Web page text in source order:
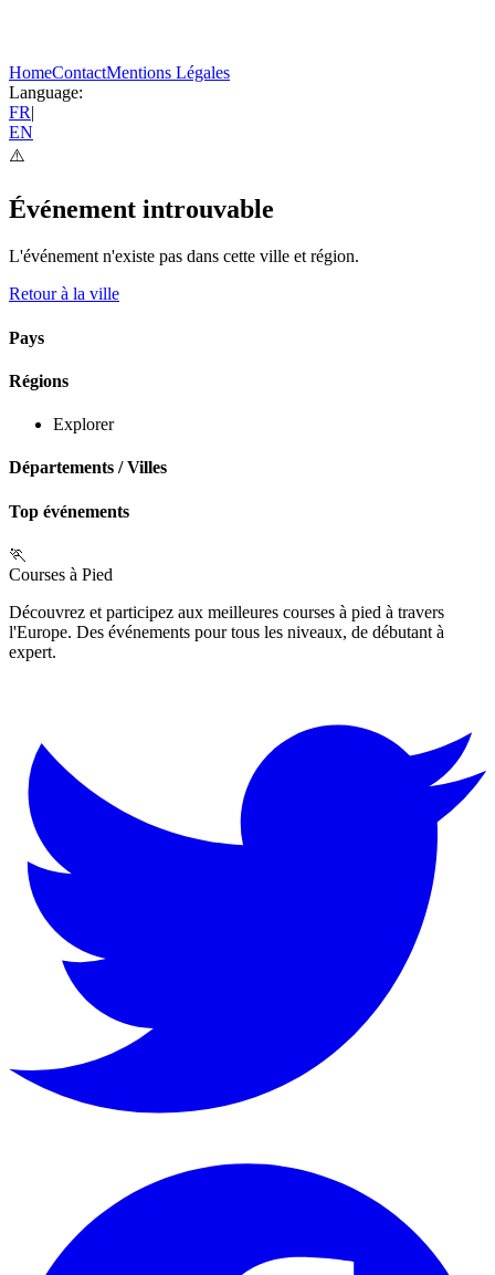
HomeContactMentions Légales
Language:
FR|
EN
⚠️
Événement introuvable
L'événement n'existe pas dans cette ville et région.
Retour à la ville
Pays
Régions
Explorer
Départements /Villes
Top événements
🏃
Courses à Pied
Découvrez et participez aux meilleures courses à pied à travers
l'Europe. Des événements pour tous les niveaux, de débutant à
expert.